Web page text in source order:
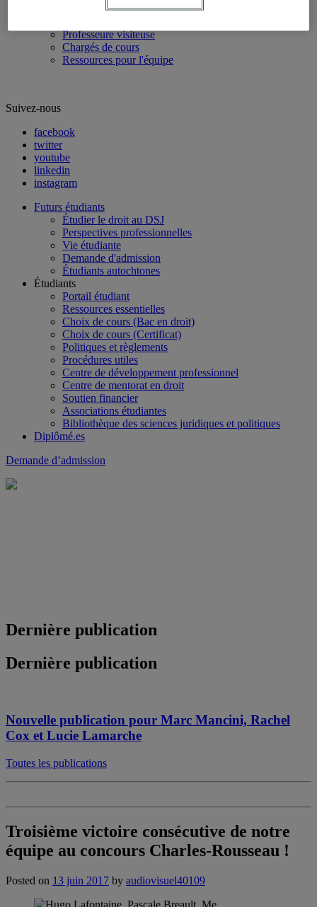
Professeurs réguliers
Professeure visiteuse
Chargés de cours
Ressources pour l'équipe
Suivez-nous
facebook
twitter
youtube
linkedin
instagram
Futurs étudiants
Étudier le droit au DSJ
Perspectives professionnelles
Vie étudiante
Demande d'admission
Étudiants autochtones
Étudiants
Portail étudiant
Ressources essentielles
Choix de cours (Bac en droit)
Choix de cours (Certificat)
Politiques et règlements
Procédures utiles
Centre de développement professionnel
Centre de mentorat en droit
Soutien financier
Associations étudiantes
Bibliothèque des sciences juridiques et politiques
Diplômé.es
Demande d’admission
Dernière publication
Dernière publication
Nouvelle publication pour Marc Mancini, Rachel
Cox et Lucie Lamarche
Toutes les publications
Troisième victoire consécutive de notre
équipe au concours Charles-Rousseau !
Posted on 13 juin 2017 by audiovisuel40109